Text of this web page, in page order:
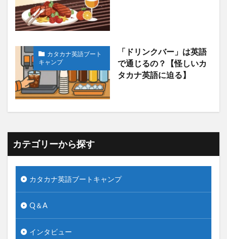
カタカナ英語ブート
キャンプ
「ドリンクバー」は英語
で通じるの？【怪しいカ
タカナ英語に迫る】
カテゴリーから探す
カタカナ英語ブートキャンプ
Q＆A
インタビュー